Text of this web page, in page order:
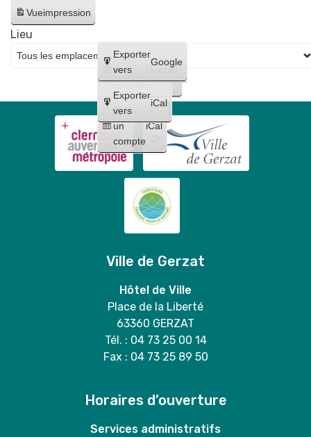
juin
Vueimpression
Créer
un
compte
Google
Créer
un
compte
iCal
Exporter
vers
Google
Exporter
vers
iCal
Lieu
Ville de Gerzat
Hôtel de Ville
Place de la Liberté
63360 GERZAT
Tél. : 04 73 25 00 14
Fax : 04 73 25 89 50
Horaires d’ouverture
Services administratifs